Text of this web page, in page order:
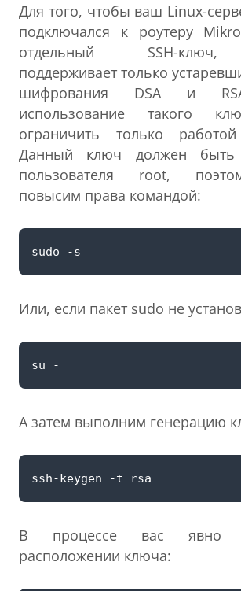
Для того, чтобы ваш Linux-
подключался к роутеру
отдельный SSH-ключ,
поддерживает только
шифрования DSA и
использование такого
ограничить только
Данный ключ должен быть
пользователя root,
повысим права командой:
Или, если пакет sudo не
А затем выполним генерацию
В процессе вас явно
расположении ключа: